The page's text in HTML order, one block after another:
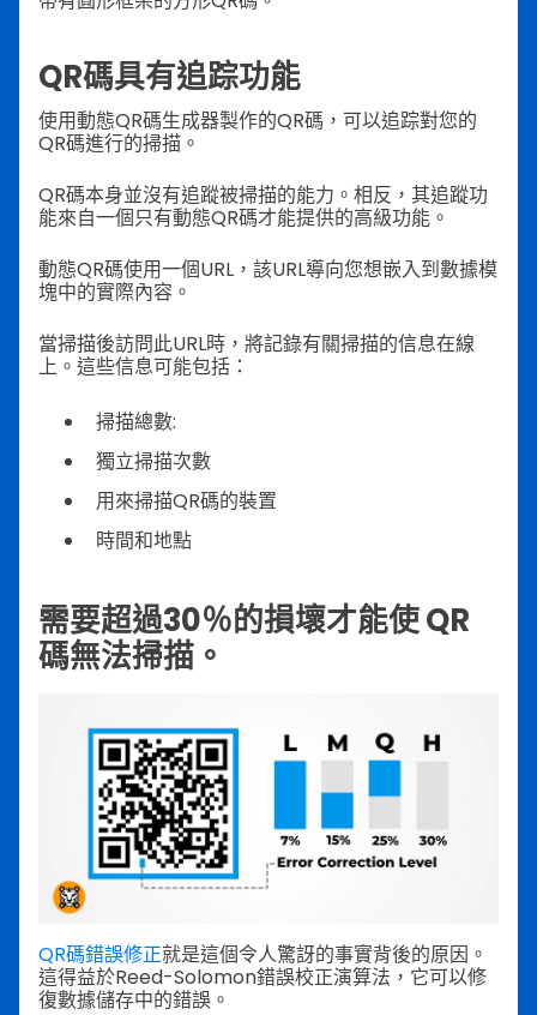
QR碼具有追踪功能
使用動態QR碼生成器製作的QR碼，可以追踪對您的
QR碼進行的掃描。
QR碼本身並沒有追蹤被掃描的能力。相反，其追蹤功
能來自一個只有動態QR碼才能提供的高級功能。
動態QR碼使用一個URL，該URL導向您想嵌入到數據模
塊中的實際內容。
當掃描後訪問此URL時，將記錄有關掃描的信息在線
上。這些信息可能包括：
掃描總數:
獨立掃描次數
用來掃描QR碼的裝置
時間和地點
需要超過30％的損壞才能使 QR
碼無法掃描。
QR碼錯誤修正就是這個令人驚訝的事實背後的原因。
這得益於Reed-Solomon錯誤校正演算法，它可以修
復數據儲存中的錯誤。